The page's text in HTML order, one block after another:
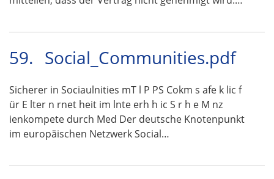
59. Social_Communities.pdf
Sicherer in Sociaulnities mT l P PS Cokm s afe k lic f
ür E lter n rnet heit im lnte erh h ic S r h e M nz
ienkompete durch Med Der deutsche Knotenpunkt
im europäischen Netzwerk Social…